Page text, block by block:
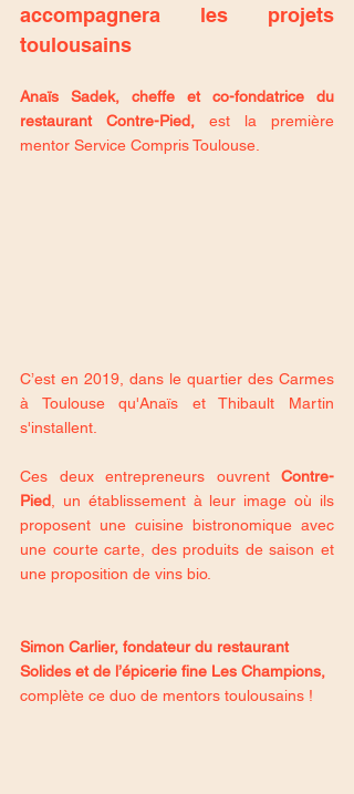
accompagnera les projets
toulousains
Anaïs Sadek, cheffe et co-fondatrice du
restaurant Contre-Pied, est la première
mentor Service Compris Toulouse.
C’est en 2019, dans le quartier des Carmes
à Toulouse qu'Anaïs et Thibault Martin
s'installent.
Ces deux entrepreneurs ouvrent Contre-
Pied, un établissement à leur image où ils
proposent une cuisine bistronomique avec
une courte carte, des produits de saison et
une proposition de vins bio.
Simon Carlier, fondateur du restaurant
Solides et de l’épicerie fine Les Champions,
complète ce duo de mentors toulousains !